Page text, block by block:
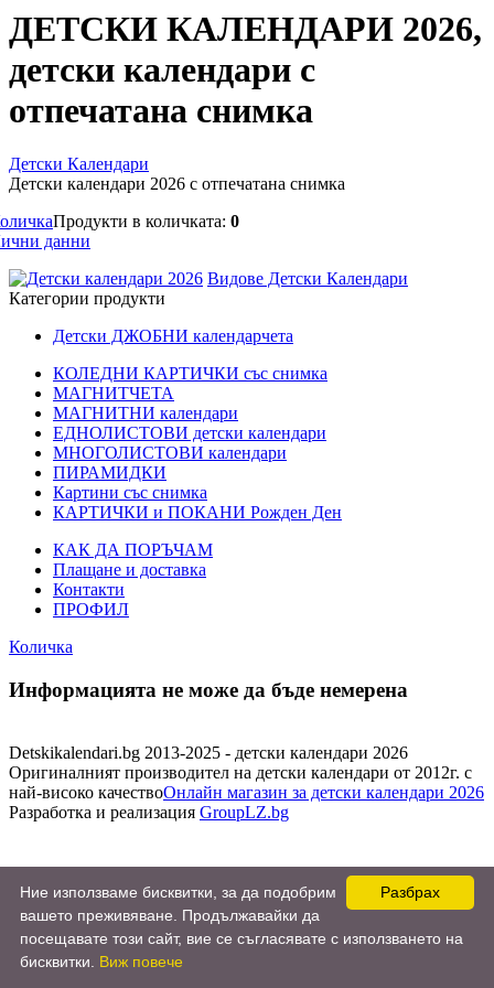
ДЕТСКИ КАЛЕНДАРИ 2026,
детски календари с
отпечатана снимка
Детски Календари
Детски календари 2026 с отпечатана снимка
Продукти в количката: 0
данни
Видове Детски Календари
Категории продукти
Детски ДЖОБНИ календарчета
КОЛЕДНИ КАРТИЧКИ със снимка
МАГНИТЧЕТА
МАГНИТНИ календари
ЕДНОЛИСТОВИ детски календари
МНОГОЛИСТОВИ календари
ПИРАМИДКИ
Картини със снимка
КАРТИЧКИ и ПОКАНИ Рожден Ден
КАК ДА ПОРЪЧАМ
Плащане и доставка
Контакти
ПРОФИЛ
Количка
Информацията не може да бъде немерена
Detskikalendari.bg 2013-2025 - детски календари 2026
Оригиналният производител на детски календари от 2012г. с
най-високо качествоОнлайн магазин за детски календари 2026
Разработка и реализация GroupLZ.bg
Разбрах
Ние използваме бисквитки, за да подобрим
вашето преживяване. Продължавайки да
посещавате този сайт, вие се съгласявате с използването на
бисквитки. Виж повече